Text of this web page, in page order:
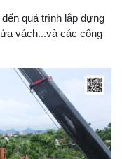
quá trình lắp dựng
vách...và các công